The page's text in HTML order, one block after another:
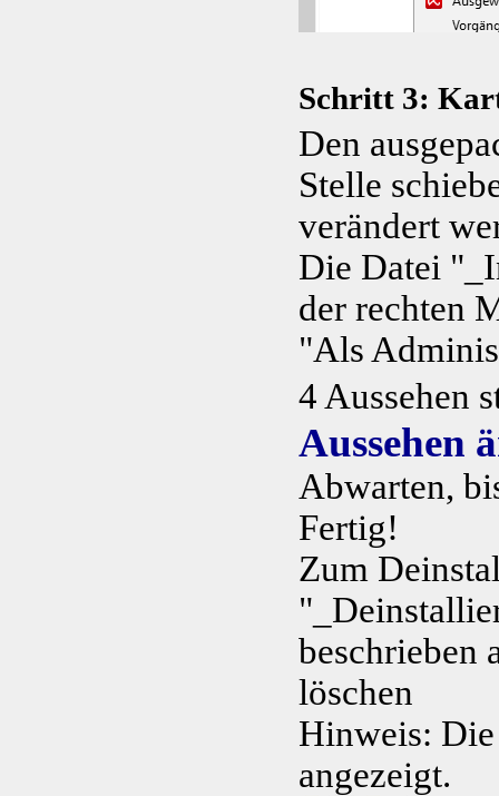
Schritt 3:
Den
Stelle
verändert
Die Datei
der rechten
"Als
4 Aussehen
Aussehen
Abwarten,
Fertig!
Zum
beschrieben
löschen
Hinweis:
angezeigt.